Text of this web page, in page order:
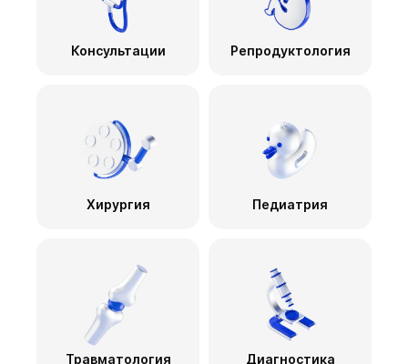
Консультации Репродуктология
Хирургия Педиатрия
Травматология Диагностика